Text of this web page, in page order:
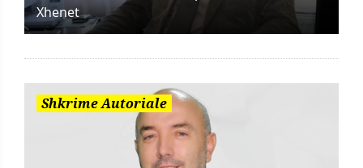
Xhenet
Shkrime Autoriale